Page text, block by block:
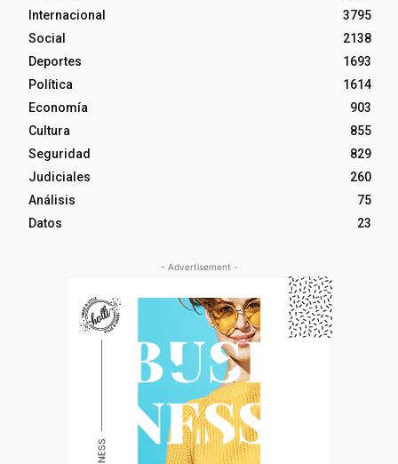
Internacional
3795
Social
2138
Deportes
1693
Política
1614
Economía
903
Cultura
855
Seguridad
829
Judiciales
260
Análisis
75
Datos
23
- Advertisement -